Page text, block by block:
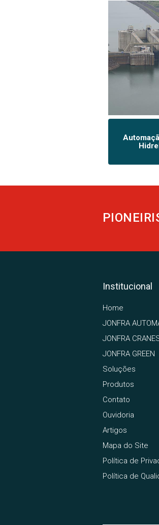
Institucional
Home
JONFRA
JONFRA
JONFRA GREEN
Soluções
Produtos
Contato
Ouvidoria
Artigos
Mapa do Site
Política de
Política de